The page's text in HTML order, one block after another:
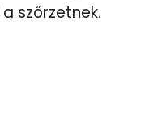
szőrzetnek.